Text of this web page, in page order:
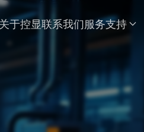
关于控显联系我们服务支持